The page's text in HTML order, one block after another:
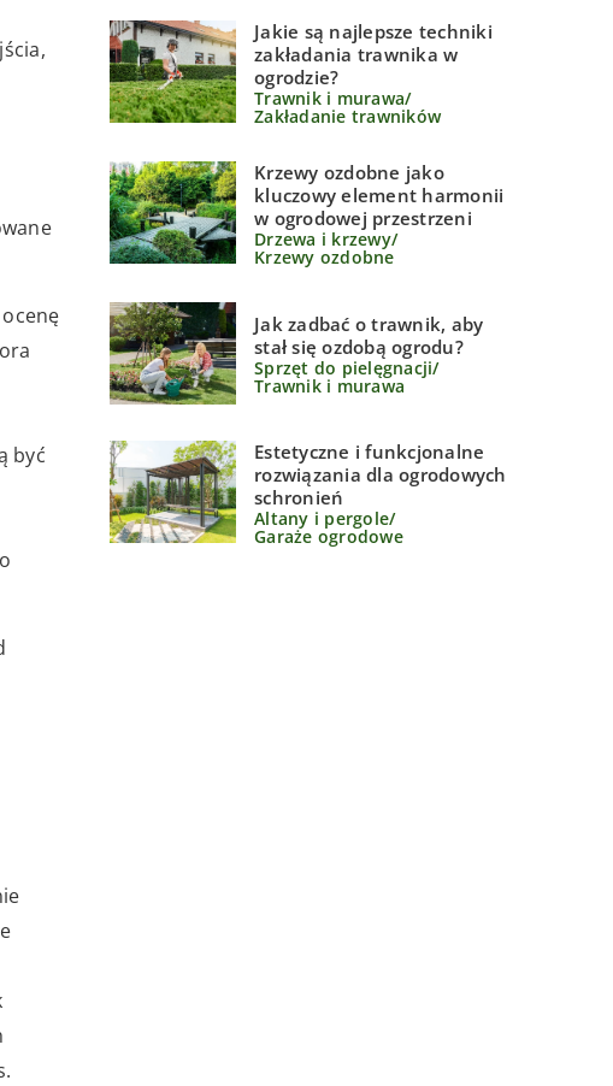
być
Jakie są najlepsze techniki
zakładania trawnika w
ogrodzie?
Trawnik i murawa/
Zakładanie trawników
Krzewy ozdobne jako
kluczowy element harmonii
w ogrodowej przestrzeni
Drzewa i krzewy/
Krzewy ozdobne
Jak zadbać o trawnik, aby
stał się ozdobą ogrodu?
Sprzęt do pielęgnacji/
Trawnik i murawa
Estetyczne i funkcjonalne
rozwiązania dla ogrodowych
schronień
Altany i pergole/
Garaże ogrodowe